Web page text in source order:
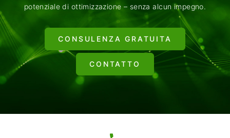
potenziale di ottimizzazione – senza alcun impegno.
CONSULENZA GRATUITA
CONTATTO